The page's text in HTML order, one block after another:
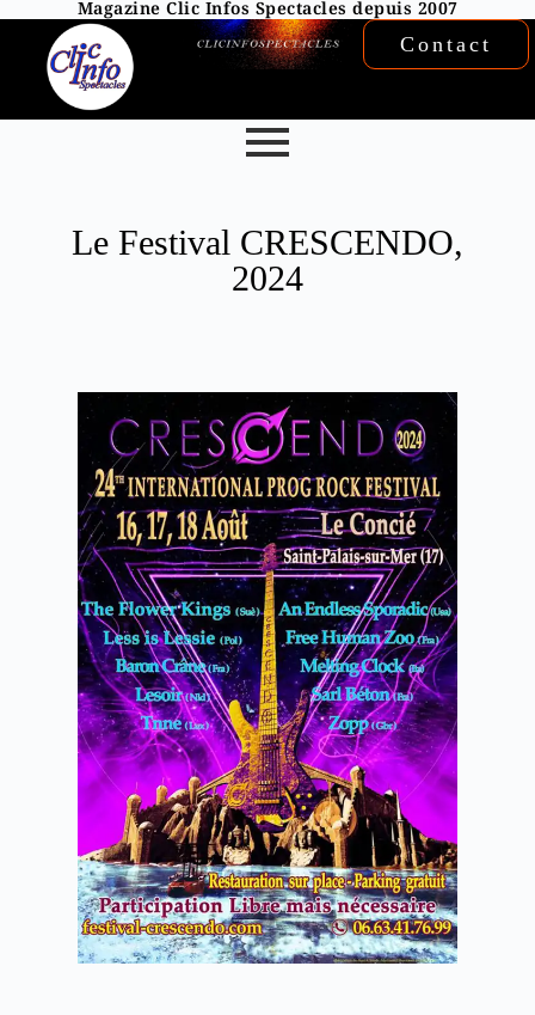
Magazine Clic Infos Spectacles depuis 2007
Contact
Le Festival CRESCENDO,
2024